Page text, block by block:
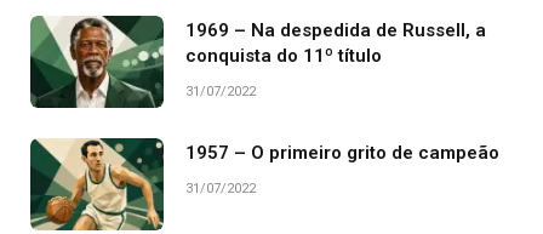
1969 – Na despedida de Russell, a
conquista do 11º título
31/07/2022
1957 – O primeiro grito de campeão
31/07/2022